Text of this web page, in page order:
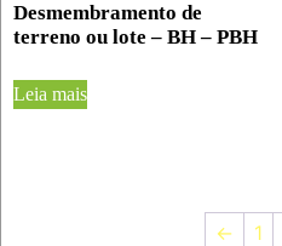
Desmembramento de
terreno ou lote – BH – PBH
Leia mais
← 1